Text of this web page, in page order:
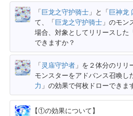
「巨龙之守护骑士 」と「巨神龙
て、「巨龙之守护骑士 」のモン
場合、対象としてリリースした
できますか？
「灵庙守护者 」を２体分のリ
モンスターをアドバンス召喚し
力 」の効果で何枚ドローできま
【①の効果について】